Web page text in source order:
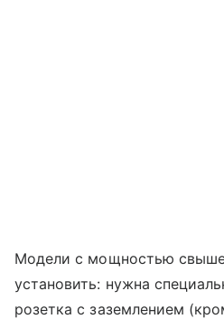
Модели с мощностью
установить: нужна
розетка с заземлением